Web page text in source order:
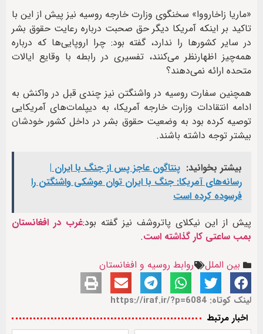
«ماریا زاخارووا» سخنگوی وزارت خارجه روسیه نیز پیش از این با
تاکید بر اینکه آمریکا دیگر حق صحبت درباره رعایت حقوق بشر
در سایر کشورها را ندارد، گفته بود: چرا اروپایی‌ها که درباره
همه‌چیز اظهارنظر می‌کنند، تفسیری در رابطه با وقایع ایالات
متحده ارائه نمی‌دهند؟
همچنین سفارت روسیه در واشنگتن نیز چندی قبل در واکنش به
ادامه انتقادات وزارت خارجه آمریکا، به دیپلمات‌های آمریکایی
توصیه کرده بود به وضعیت حقوق بشر در داخل کشور خودشان
بیشتر توجه داشته باشند.
بیشتر بخوانید: پنتاگون عاجز پس از جنگ با ایران |
رسانه‌های آمریکا: جنگ با ایران توان موشکی واشنگتن را
فرسوده کرده است
پیش از این نیکلای پاتروشف نیز گفته بود:غرب در افغانستان
بمب ساعتی کار گذاشته است.
بین الملل
روابط روسیه و افغانستان
لینک کوتاه: https://iraf.ir/?p=6084
اخبار مرتبط